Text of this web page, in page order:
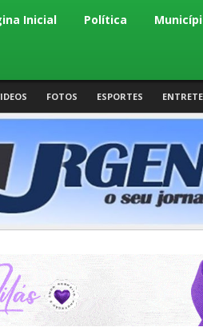
Inicial Política
FOTOS ESPORTES